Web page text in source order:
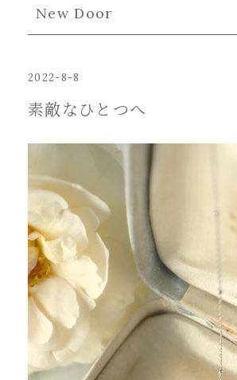
New Door
2022-8-8
素敵なひとつへ